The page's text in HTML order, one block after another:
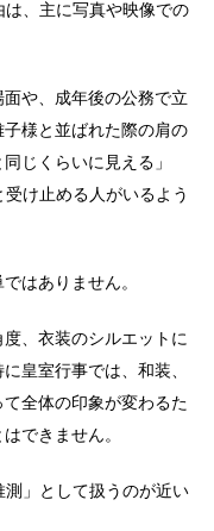
、主に写真や映像での
や、成年後の公務で立
様と並ばれた際の肩の
じくらいに見える」
け止める人がいるよう
はありません。
、衣装のシルエットに
皇室行事では、和装、
全体の印象が変わるた
できません。
」として扱うのが近い